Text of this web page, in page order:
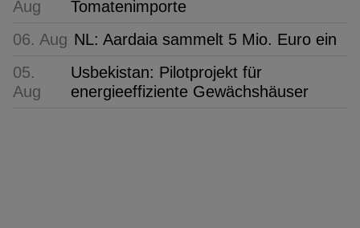
Aug
Tomatenimporte
06. Aug NL: Aardaia sammelt 5 Mio. Euro ein
05.
Aug
Usbekistan: Pilotprojekt für
energieeffiziente Gewächshäuser